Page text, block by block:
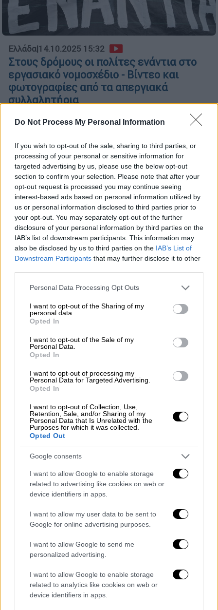
Do Not Process My Personal Information
If you wish to opt-out of the sale, sharing to third parties, or
processing of your personal or sensitive information for
targeted advertising by us, please use the below opt-out
section to confirm your selection. Please note that after your
opt-out request is processed you may continue seeing
interest-based ads based on personal information utilized by
us or personal information disclosed to third parties prior to
your opt-out. You may separately opt-out of the further
disclosure of your personal information by third parties on the
IAB’s list of downstream participants. This information may
also be disclosed by us to third parties on the IAB’s List of
Downstream Participants that may further disclose it to other
Please note that this website/app uses one or more Google
not limited to your visit or usage behaviour. You may click to
grant or deny consent to Google and its third-party tags to
use your data for below specified purposes in below Google
consent section.
Personal Data Processing Opt Outs
I want to opt-out of the Sharing of my
personal data.
Opted In
I want to opt-out of the Sale of my
Personal Data.
Opted In
I want to opt-out of processing my
Personal Data for Targeted Advertising.
Opted In
I want to opt-out of Collection, Use,
Retention, Sale, and/or Sharing of my
Personal Data that Is Unrelated with the
Purposes for which it was collected.
Opted Out
Google consents
I want to allow Google to enable storage
related to advertising like cookies on web or
device identifiers in apps.
I want to allow my user data to be sent to
Google for online advertising purposes.
I want to allow Google to send me
personalized advertising.
I want to allow Google to enable storage
related to analytics like cookies on web or
device identifiers in apps.
Ελλάδα|14.10.2025 15:32
Στους δρόμους οι πολίτες ενάντια στο
εργασιακό νομοσχέδιο - Βίντεο και
φωτογραφίες από τα απεργιακά
συλλαλητήρια
Χιλιάδες πολίτες έδωσαν δυναμικό «παρών»
στην απεργία της ΑΔΕΔΥ διαμαρτυρόμενοι
στο νομοσχέδιο που θεσμοθετεί την 13ωρη
εργασία
Δυο τύποι από σπίτι - Ep.01: «Είναι το Ελ
Σαλβάδορ στη Μ. Ανατολή;»
Το πρώτο επεισόδιο του νέου vidcast του
ethnos.gr
Στους δρόμους κατά της 13ωρης
εργασίας: Συλλαλητήρια σε Αθήνα και